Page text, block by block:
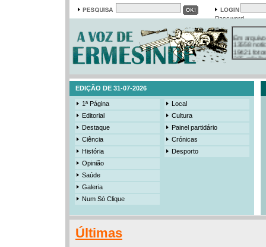
Password
Em arquivo
13558
19421
385
EDIÇÃO DE 31-07-2026
1ª Página
Editorial
Destaque
Ciência
História
Opinião
Saúde
Galeria
Num Só Clique
Local
Cultura
Painel partidário
Crónicas
Desporto
Últimas